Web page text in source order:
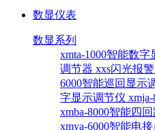
数显仪表
数显系列
xmta-1000智能数字
调节器 xxs闪光报
6000智能巡回显示
字显示调节仪
xmba-8000智能四
xmya-6000智能电